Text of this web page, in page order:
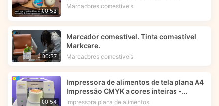
decoradores de bolos e padeiros profissionais criem designs
personalizados em fondant, biscoitos e outras superfícies
vibrantes e a construção segura e de qualidade alimentar
que tornam a arte comestível DIY divertida e em
conformidade com os padrões internacionais de segurança
00:53
Marcadores comestíveis
00:37
Marcador comestível. Tinta comestível.
Markcare.
Marcadores comestíveis
00:54
Impressora de alimentos de tela plana A4
Impressão CMYK a cores inteiras -
Foodart®
Impressora plana de alimentos